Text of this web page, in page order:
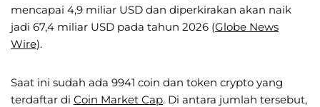
mencapai 4,9 miliar USD dan diperkirakan akan naik
jadi 67,4 miliar USD pada tahun 2026 (Globe News
Wire).
Saat ini sudah ada 9941 coin dan token crypto yang
terdaftar di Coin Market Cap. Di antara jumlah tersebut,